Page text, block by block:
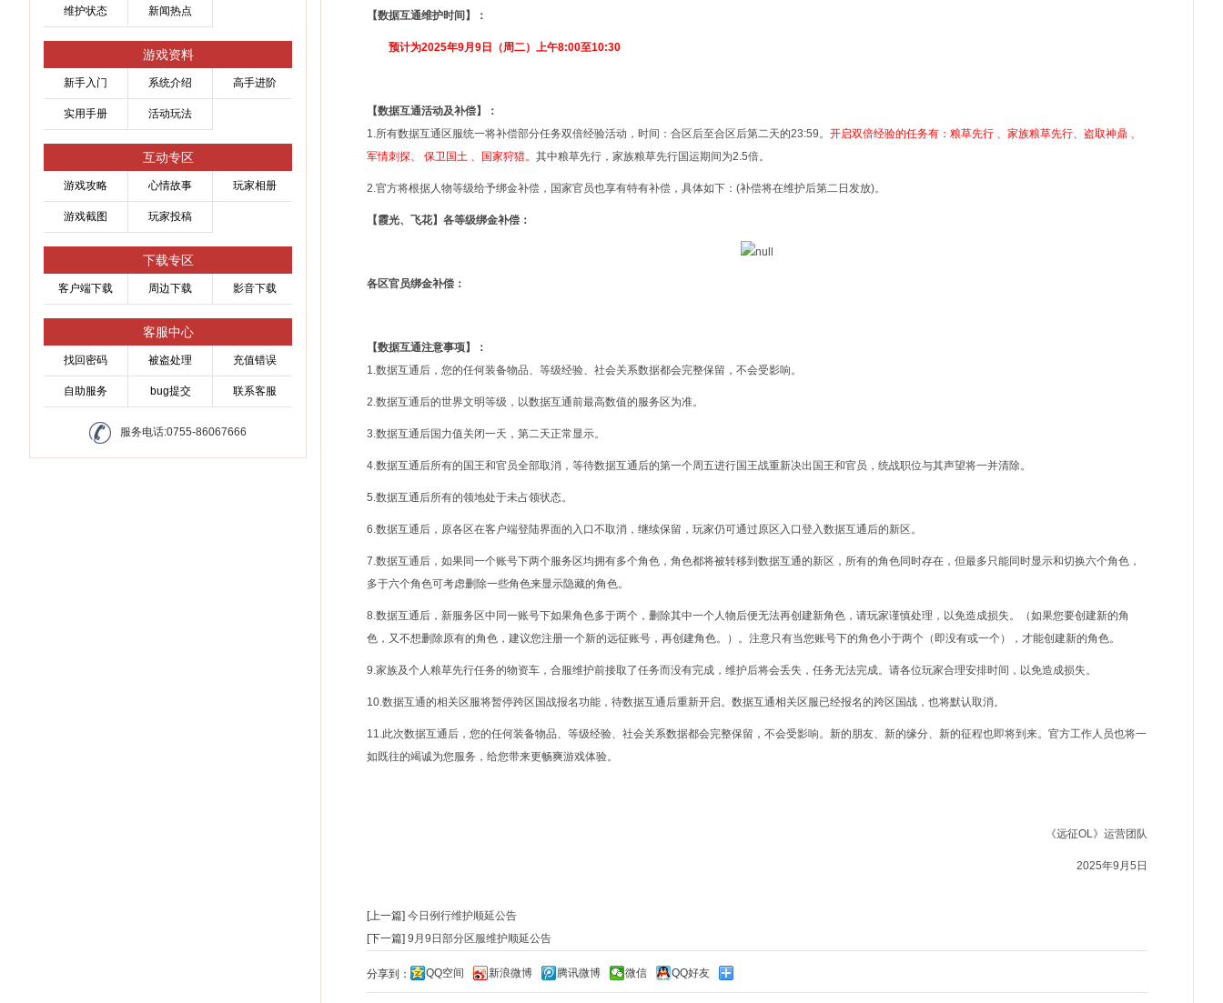
维护状态 新闻热点
游戏资料
新手入门 系统介绍 高手进阶
实用手册 活动玩法
互动专区
游戏攻略 心情故事 玩家相册
游戏截图 玩家投稿
下载专区
客户端下载 周边下载 影音下载
客服中心
找回密码 被盗处理 充值错误
自助服务 bug提交 联系客服
服务电话:0755-86067666
【数据互通维护时间】：
预计为2025年9月9日（周二）上午8:00至10:30
【数据互通活动及补偿】：
1.所有数据互通区服统一将补偿部分任务双倍经验活动，时间：合区后至合区后第二天的23:59。 开启双倍经验的任务有：粮草先行 、家族粮草先行、盗取神鼎 、
军情刺探、 保卫国土 、国家狩猎。 其中粮草先行，家族粮草先行国运期间为2.5倍。
2.官方将根据人物等级给予绑金补偿，国家官员也享有特有补偿，具体如下：(补偿将在维护后第二日发放)。
【霞光、飞花】各等级绑金补偿：
各区官员绑金补偿：
【数据互通注意事项】：
1.数据互通后，您的任何装备物品、等级经验、社会关系数据都会完整保留，不会受影响。
2.数据互通后的世界文明等级，以数据互通前最高数值的服务区为准。
3.数据互通后国力值关闭一天，第二天正常显示。
4.数据互通后所有的国王和官员全部取消，等待数据互通后的第一个周五进行国王战重新决出国王和官员，统战职位与其声望将一并清除。
5.数据互通后所有的领地处于未占领状态。
6.数据互通后，原各区在客户端登陆界面的入口不取消，继续保留，玩家仍可通过原区入口登入数据互通后的新区。
7.数据互通后，如果同一个账号下两个服务区均拥有多个角色，角色都将被转移到数据互通的新区，所有的角色同时存在，但最多只能同时显示和切换六个角色，
多于六个角色可考虑删除一些角色来显示隐藏的角色。
8.数据互通后，新服务区中同一账号下如果角色多于两个，删除其中一个人物后便无法再创建新角色，请玩家谨慎处理，以免造成损失。（如果您要创建新的角
色，又不想删除原有的角色，建议您注册一个新的远征账号，再创建角色。）。注意只有当您账号下的角色小于两个（即没有或一个），才能创建新的角色。
9.家族及个人粮草先行任务的物资车，合服维护前接取了任务而没有完成，维护后将会丢失，任务无法完成。请各位玩家合理安排时间，以免造成损失。
10.数据互通的相关区服将暂停跨区国战报名功能，待数据互通后重新开启。数据互通相关区服已经报名的跨区国战，也将默认取消。
11.此次数据互通后，您的任何装备物品、等级经验、社会关系数据都会完整保留，不会受影响。新的朋友、新的缘分、新的征程也即将到来。官方工作人员也将一
如既往的竭诚为您服务，给您带来更畅爽游戏体验。
《远征OL》运营团队
2025年9月5日
[上一篇] 今日例行维护顺延公告
[下一篇] 9月9日部分区服维护顺延公告
分享到： QQ空间 新浪微博 腾讯微博 微信 QQ好友